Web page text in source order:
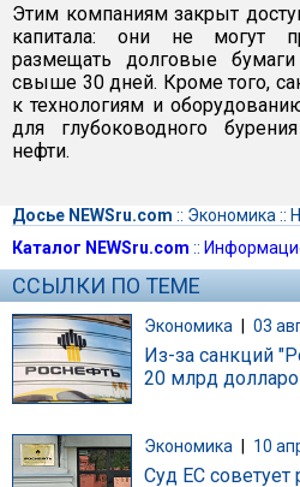
Этим компаниям закрыт
капитала: они не могут
размещать долговые
свыше 30 дней. Кроме того,
к технологиям и
для глубоководного
нефти.
Досье NEWSru.com :: Экономика ::
Каталог NEWSru.com ::
ССЫЛКИ ПО ТЕМЕ
Экономика | 03
Из-за санкций
20 млрд
Экономика 10
Суд ЕС